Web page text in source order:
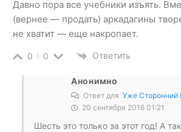
Давно пора все учебники изъять.
(вернее — продать) аркадагины
не хватит — еще накропает.
0 0 Ответить
Анонимно
Ответ для Уже Сторонний
20 сентября 2016 01:21
Шесть это только за этот год! А